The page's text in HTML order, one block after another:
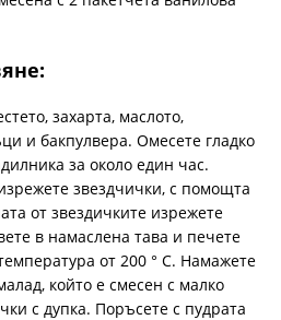
захарта, маслото,
и бакпулвера. Омесете гладко
за около един час.
звездчички, с помощта
от звездичките изрежете
в намаслена тава и печете
от 200 ° C. Намажете
който е смесен с малко
с дупка. Поръсете с пудрата